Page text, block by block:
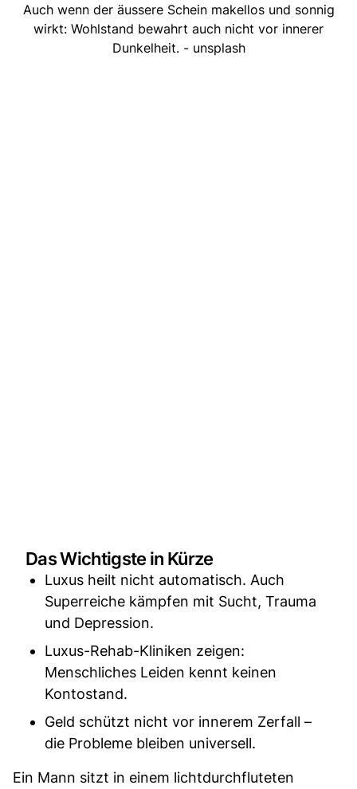
Auch wenn der äussere Schein makellos und sonnig
wirkt: Wohlstand bewahrt auch nicht vor innerer
Dunkelheit. - unsplash
Das Wichtigste in Kürze
Luxus heilt nicht automatisch. Auch
Superreiche kämpfen mit Sucht, Trauma
und Depression.
Luxus-Rehab-Kliniken zeigen:
Menschliches Leiden kennt keinen
Kontostand.
Geld schützt nicht vor innerem Zerfall –
die Probleme bleiben universell.
Ein Mann sitzt in einem lichtdurchfluteten